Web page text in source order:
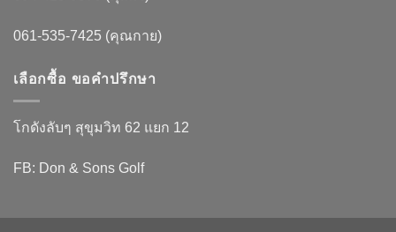
061-535-7425 (คุณกาย)
เลือกซื้อ ขอคำปรึกษา
โกดังลับๆ สุขุมวิท 62 แยก 12
FB: Don & Sons Golf